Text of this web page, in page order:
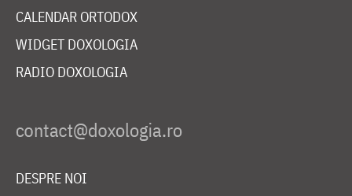
CALENDAR ORTODOX
WIDGET DOXOLOGIA
RADIO DOXOLOGIA
DESPRE NOI